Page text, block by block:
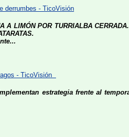
derrumbes - TicoVisión
A LIMÓN POR TURRIALBA
- TicoVisión
estrategia frente al